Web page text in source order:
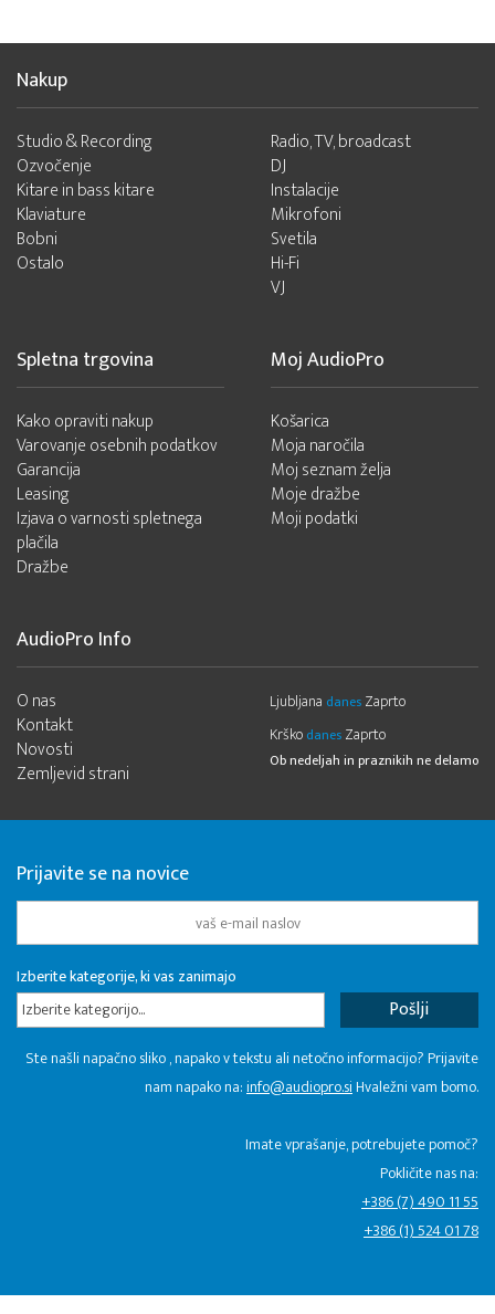
Nakup
Studio & Recording
Ozvočenje
Kitare in bass kitare
Klaviature
Bobni
Ostalo
Radio, TV, broadcast
DJ
Instalacije
Mikrofoni
Svetila
Hi-Fi
VJ
Spletna trgovina
Kako opraviti nakup
Varovanje osebnih podatkov
Garancija
Leasing
Izjava o varnosti spletnega
plačila
Dražbe
Moj AudioPro
Košarica
Moja naročila
Moj seznam želja
Moje dražbe
Moji podatki
AudioPro Info
O nas
Kontakt
Novosti
Zemljevid strani
Ljubljana danes Zaprto
Krško danes Zaprto
Ob nedeljah in praznikih ne delamo
Prijavite se na novice
Izberite kategorije, ki vas zanimajo
Izberite kategorijo...
Ste našli napačno sliko , napako v tekstu ali netočno informacijo? Prijavite
nam napako na:info@audiopro.siHvaležni vam bomo.
Imate vprašanje, potrebujete pomoč?
Pokličite nas na:
+386 (7) 490 11 55
+386 (1) 524 01 78